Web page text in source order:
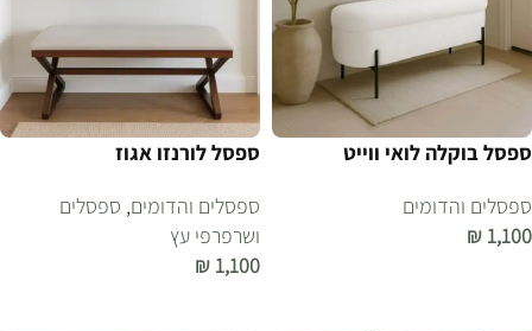
ספסל בוקלה לואי ווייט
ספסלים והדומים
₪ 1,100
ספסל לורנזו אגוז
ספסלים והדומים, ספסלים
ושרפרפי עץ
₪ 1,100